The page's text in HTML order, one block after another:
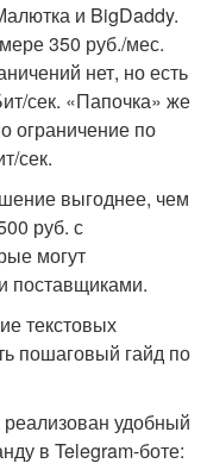
и BigDaddy.
350 руб./мес.
нет, но есть
сек. «Папочка» же
ограничение по
сек.
выгоднее, чем
руб. с
могут
поставщиками.
текстовых
пошаговый гайд по
удобный
в Telegram-боте: